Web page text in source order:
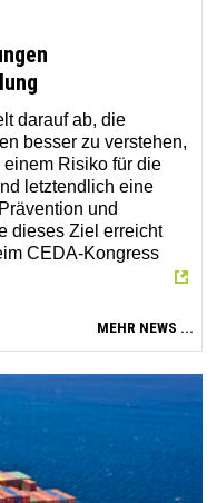
darauf ab, die
besser zu verstehen,
Risiko für die
letztendlich eine
und
dieses Ziel erreicht
CEDA-Kongress
MEHR NEWS ...